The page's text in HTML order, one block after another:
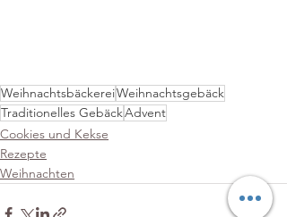
WeihnachtsbäckereiWeihnachtsgebäck
Traditionelles GebäckAdvent
Cookies und Kekse
Rezepte
Weihnachten